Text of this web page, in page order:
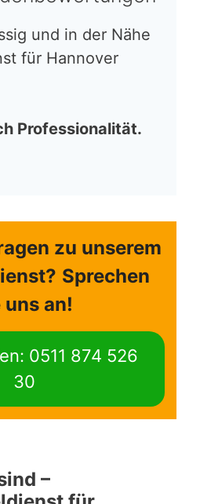
und in der Nähe
für Hannover
Professionalität.
zu unserem
Sprechen
uns an!
0511 874 526
30
–